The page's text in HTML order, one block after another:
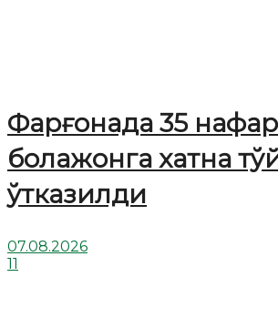
Фарғонада 35 нафар
болажонга хатна
ўтказилди
07.08.2026
11